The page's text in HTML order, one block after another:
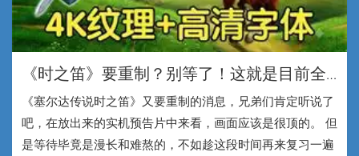
《时之笛》要重制？别等了！这就是目前全
网最完美的4K汉化终极版！
《塞尔达传说时之笛》又要重制的消息，兄弟们肯定听说了
吧，在放出来的实机预告片中来看，画面应该是很顶的。 但
是等待毕竟是漫长和难熬的，不如趁这段时间再来复习一遍